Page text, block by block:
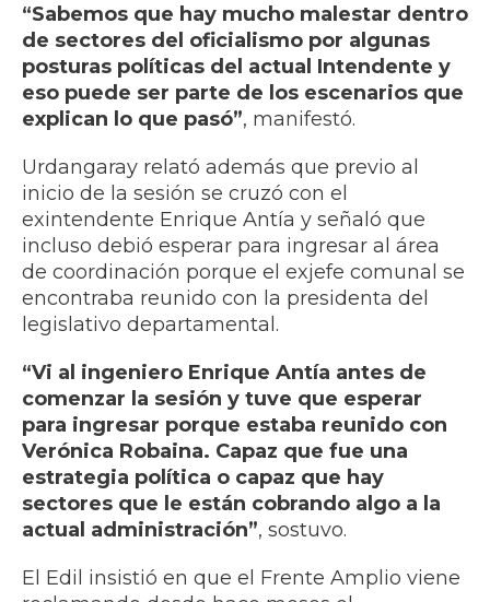
“Sabemos que hay mucho malestar dentro
de sectores del oficialismo por algunas
posturas políticas del actual Intendente y
eso puede ser parte de los escenarios que
explican lo que pasó”, manifestó.
Urdangaray relató además que previo al
inicio de la sesión se cruzó con el
exintendente Enrique Antía y señaló que
incluso debió esperar para ingresar al área
de coordinación porque el exjefe comunal se
encontraba reunido con la presidenta del
legislativo departamental.
“Vi al ingeniero Enrique Antía antes de
comenzar la sesión y tuve que esperar
para ingresar porque estaba reunido con
Verónica Robaina. Capaz que fue una
estrategia política o capaz que hay
sectores que le están cobrando algo a la
actual administración”, sostuvo.
El Edil insistió en que el Frente Amplio viene